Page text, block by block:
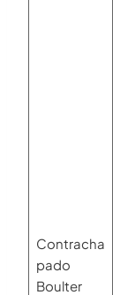
Contracha
pado
Boulter